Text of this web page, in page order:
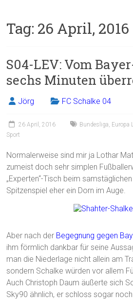
Tag: 26 April, 2016
S04-LEV: Vom
sechs Minuten
Jörg FC Schalke 04
26 April, 2016 Bundesliga, Europa
Sport
Normalerweise sind mir ja Lothar
zumeist doch sehr simplen
„Experten“-Tisch beim
Spitzenspiel eher ein Dorn im Auge.
Aber nach der Begegnung gegen
ihm förmlich dankbar für seine
man die Niederlage nicht allein am
sondern Schalke würden vor allem
Auch Christoph Daum äußerte sich
Sky90 ähnlich, er schloss sogar